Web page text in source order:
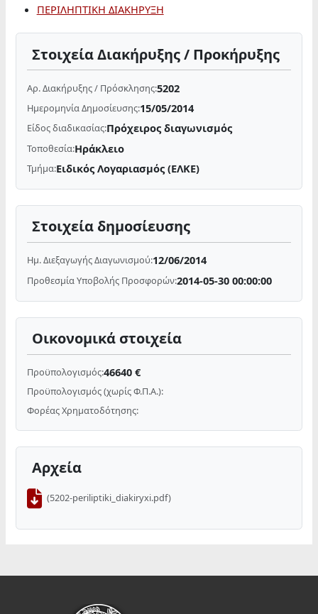
ΠΕΡΙΛΗΠΤΙΚΗ ΔΙΑΚΗΡΥΞΗ
Στοιχεία Διακήρυξης / Προκήρυξης
Αρ. Διακήρυξης / Πρόσκλησης:5202
Ημερομηνία Δημοσίευσης:15/05/2014
Είδος διαδικασίας:Πρόχειρος διαγωνισμός
Τοποθεσία:Ηράκλειο
Τμήμα:Ειδικός Λογαριασμός (ΕΛΚΕ)
Στοιχεία δημοσίευσης
Ημ. Διεξαγωγής Διαγωνισμού:12/06/2014
Προθεσμία Υποβολής Προσφορών:2014-05-30 00:00:00
Οικονομικά στοιχεία
Προϋπολογισμός:46640 €
Προϋπολογισμός (χωρίς Φ.Π.Α.):
Φορέας Χρηματοδότησης:
Αρχεία
(5202-periliptiki_diakiryxi.pdf)